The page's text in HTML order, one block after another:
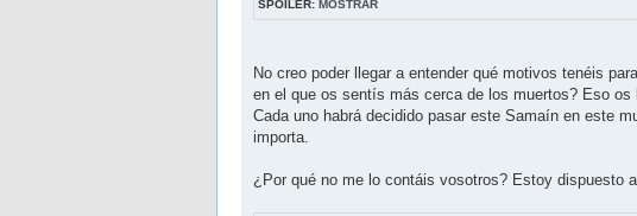
SPOILER: MOSTRAR
No creo poder llegar a entender qué motivos tenéis
en el que os sentís más cerca de los muertos? Eso
Cada uno habrá decidido pasar este Samaín en este
importa.
¿Por qué no me lo contáis vosotros? Estoy dispuesto a